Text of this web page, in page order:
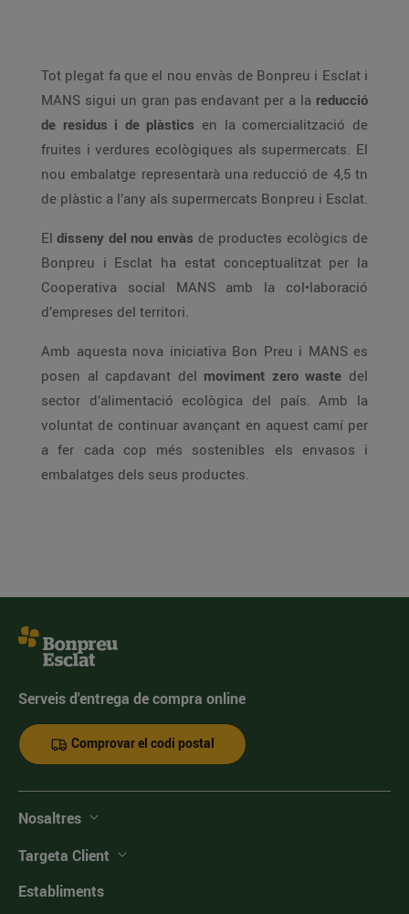
Tot plegat fa que el nou envàs de Bonpreu i Esclat i
MANS sigui un gran pas endavant per a la reducció
de residus i de plàstics en la comercialització de
fruites i verdures ecològiques als supermercats. El
nou embalatge representarà una reducció de 4,5 tn
de plàstic a l’any als supermercats Bonpreu i Esclat.
El disseny del nou envàs de productes ecològics de
Bonpreu i Esclat ha estat conceptualitzat per la
Cooperativa social MANS amb la col•laboració
d’empreses del territori.
Amb aquesta nova iniciativa Bon Preu i MANS es
posen al capdavant del moviment zero waste del
sector d’alimentació ecològica del país. Amb la
voluntat de continuar avançant en aquest camí per
a fer cada cop més sostenibles els envasos i
embalatges dels seus productes.
Serveis d'entrega de compra online
Comprovar el codi postal
Nosaltres
Targeta Client
Establiments